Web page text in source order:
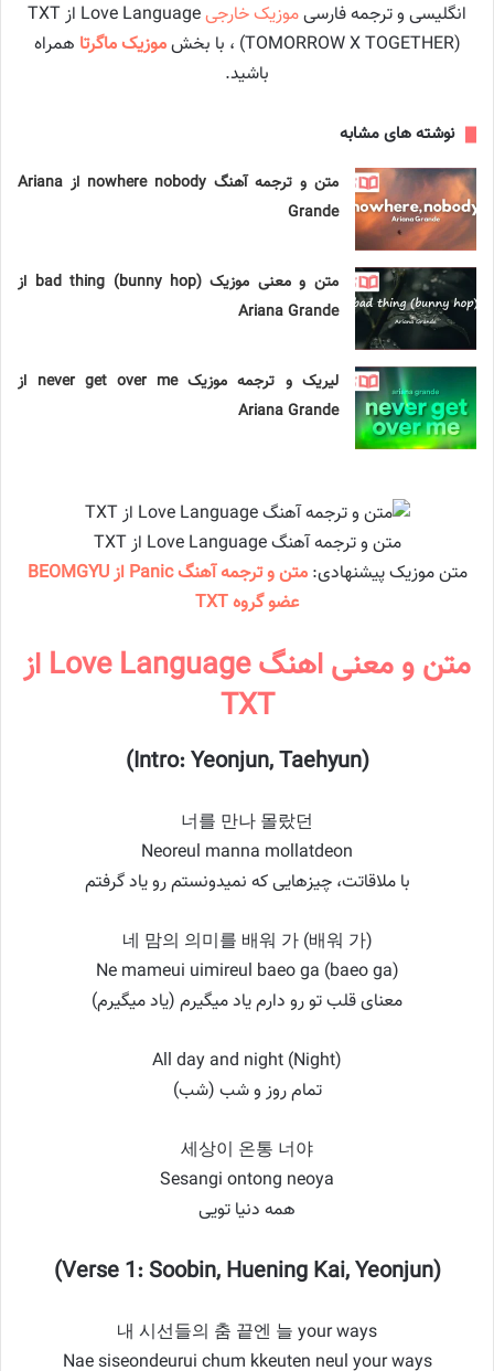
انگلیسی و ترجمه فارسیموزیک خارجی
Love Language از TXT
(TOMORROW X TOGETHER) ، با بخش
موزیک ماگرتا همراه
باشید.
نوشته های مشابه
متن و ترجمه آهنگ nowhere nobody از Ariana
Grande
متن و معنی موزیک bad thing (bunny hop) از
Ariana Grande
لیریک و ترجمه موزیک never get over me از
Ariana Grande
متن و ترجمه آهنگ Love Language از TXT
متن موزیک پیشنهادی:
متن و ترجمه آهنگ Panic از BEOMGYU
عضو گروه TXT
متن و معنی اهنگ Love Language از
TXT
(Intro: Yeonjun, Taehyun)
너를 만나 몰랐던
Neoreul manna mollatdeon
با ملاقاتت، چیزهایی که نمیدونستم رو یاد گرفتم
네 맘의 의미를 배워 가 (배워 가)
Ne mameui uimireul baeo ga (baeo ga)
معنای قلب تو رو دارم یاد میگیرم (یاد میگیرم)
All day and night (Night)
تمام روز و شب (شب)
세상이 온통 너야
Sesangi ontong neoya
همه دنیا تویی
(Verse 1: Soobin, Huening Kai, Yeonjun)
내 시선들의 춤 끝엔 늘 your ways
Nae siseondeurui chum kkeuten neul your ways